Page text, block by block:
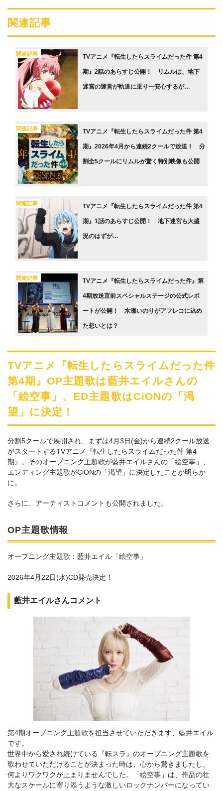
関連記事
関連記事 TVアニメ『転生したらスライムだった件 第4
期』2話のあらすじ公開！ リムルは、地下
迷宮の運営が軌道に乗り一安心するが…
関連記事 TVアニメ『転生したらスライムだった件 第4
期』2026年4月から連続2クールで放送！ 分
割全5クールにリムルが驚く特別映像も公開
関連記事 TVアニメ『転生したらスライムだった件 第4
期』1話のあらすじ公開！ 地下迷宮も大盛
況のはずが…
関連記事 TVアニメ『転生したらスライムだった件』第
4期放送直前スペシャルステージの公式レポ
ートが公開！ 水瀬いのりがアフレコに込め
た想いとは？
TVアニメ『転生したらスライムだった件
第4期』OP主題歌は藍井エイルさんの
「絵空事」、ED主題歌はCiONの「渇
望」に決定！
分割5クールで展開され、まずは4月3日(金)から連続2クール放送
がスタートするTVアニメ『転生したらスライムだった件 第4
期』。そのオープニング主題歌が藍井エイルさんの「絵空事」、
エンディング主題歌がCiONの「渇望」に決定したことが明らか
に。
さらに、アーティストコメントも公開されました。
OP主題歌情報
オープニング主題歌：藍井エイル「絵空事」
2026年4月22日(水)CD発売決定！
藍井エイルさんコメント
第4期オープニング主題歌を担当させていただきます、藍井エイル
です。
世界中から愛され続けている『転スラ』のオープニング主題歌を
歌わせていただけることが決まった時は、心から驚きましたし、
何よりワクワクが止まりませんでした。「絵空事」は、作品の壮
大なスケールに寄り添うような激しいロックナンバーになってい